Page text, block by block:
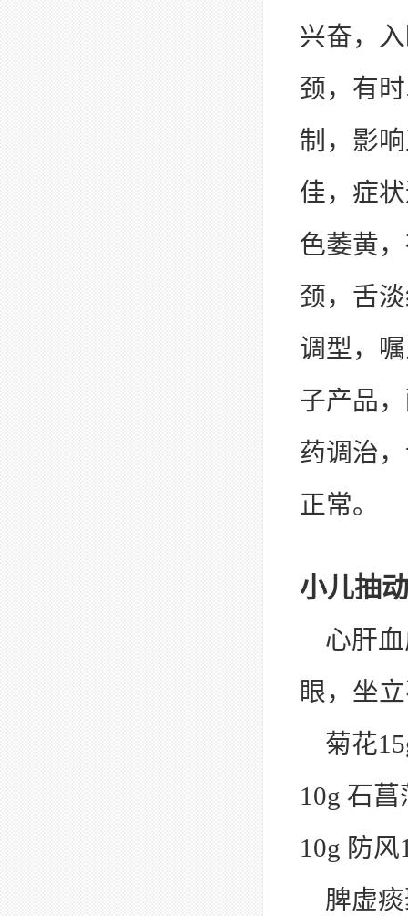
兴奋，
颈，有
制，影
佳，症
色萎黄
颈，舌
调型，
子产品
药调治
正常。
小儿抽
心肝
眼，坐
菊花
10g 石
10g 防
脾虚